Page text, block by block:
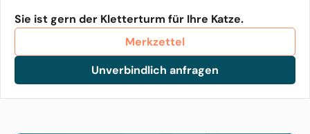
Sie ist gern der Kletterturm für Ihre Katze.
Merkzettel
Unverbindlich anfragen